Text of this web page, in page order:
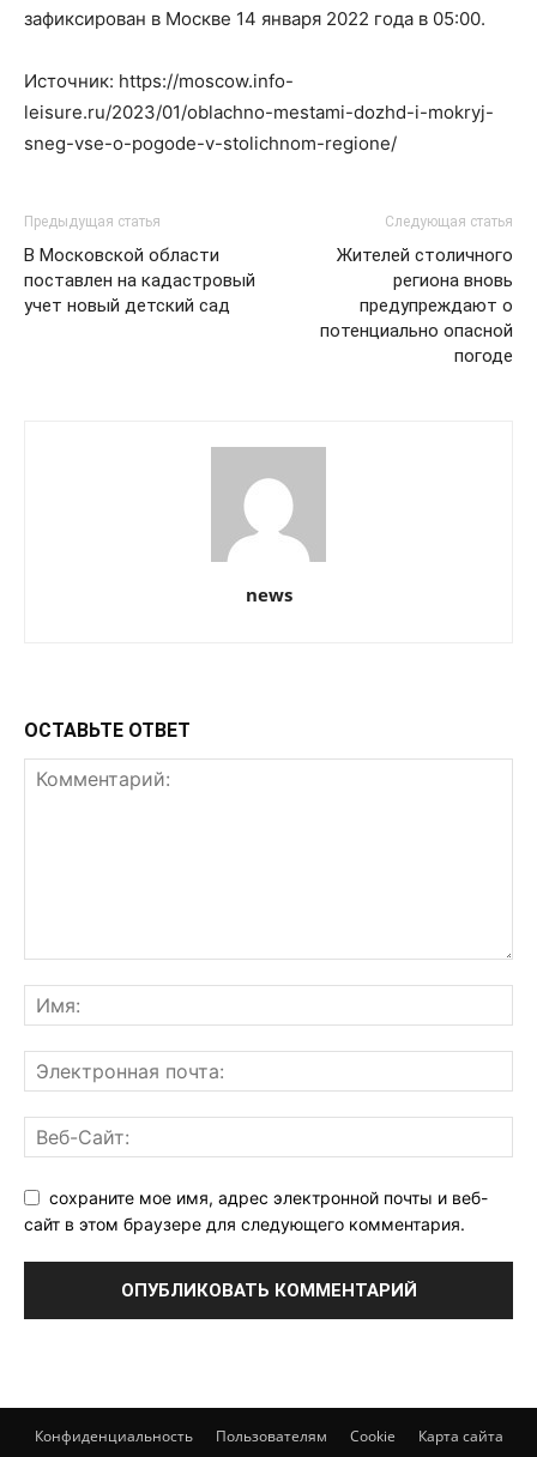
зафиксирован в Москве 14 января 2022 года в 05:00.
Источник: https://moscow.info-
leisure.ru/2023/01/oblachno-mestami-dozhd-i-mokryj-
sneg-vse-o-pogode-v-stolichnom-regione/
Предыдущая статья
В Московской области
поставлен на кадастровый
учет новый детский сад
Следующая статья
Жителей столичного
региона вновь
предупреждают о
потенциально опасной
погоде
news
ОСТАВЬТЕ ОТВЕТ
сохраните мое имя, адрес электронной почты и веб-
сайт в этом браузере для следующего комментария.
Конфиденциальность Пользователям Cookie Карта сайта